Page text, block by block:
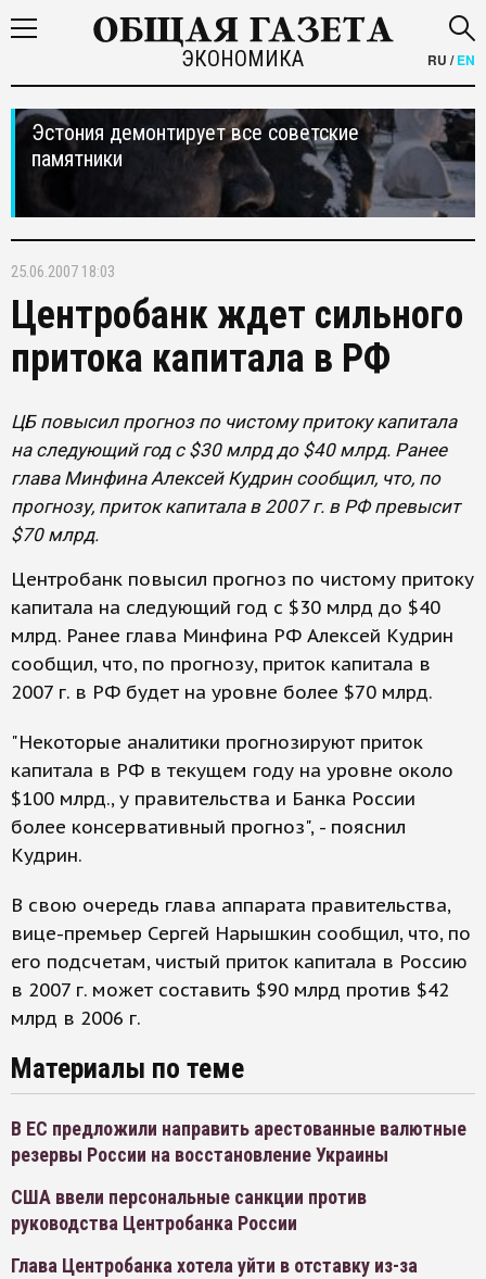
ЭКОНОМИКА RU /EN
Эстония демонтирует все советские
памятники
25.06.2007 18:03
Центробанк ждет сильного
притока капитала в РФ
ЦБ повысил прогноз по чистому притоку капитала
на следующий год с $30 млрд до $40 млрд. Ранее
глава Минфина Алексей Кудрин сообщил, что, по
прогнозу, приток капитала в 2007 г. в РФ превысит
$70 млрд.
Центробанк повысил прогноз по чистому притоку
капитала на следующий год с $30 млрд до $40
млрд. Ранее глава Минфина РФ Алексей Кудрин
сообщил, что, по прогнозу, приток капитала в
2007 г. в РФ будет на уровне более $70 млрд.
"Некоторые аналитики прогнозируют приток
капитала в РФ в текущем году на уровне около
$100 млрд., у правительства и Банка России
более консервативный прогноз", - пояснил
Кудрин.
В свою очередь глава аппарата правительства,
вице-премьер Сергей Нарышкин сообщил, что, по
его подсчетам, чистый приток капитала в Россию
в 2007 г. может составить $90 млрд против $42
млрд в 2006 г.
Материалы по теме
В ЕС предложили направить арестованные валютные
резервы России на восстановление Украины
США ввели персональные санкции против
руководства Центробанка России
Глава Центробанка хотела уйти в отставку из-за